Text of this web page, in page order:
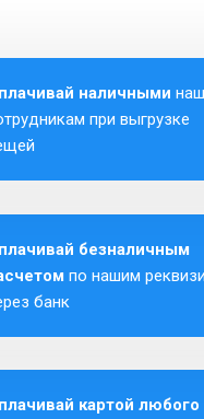
картой любого
безналичным
по нашим
банк
наличными
при выгрузке